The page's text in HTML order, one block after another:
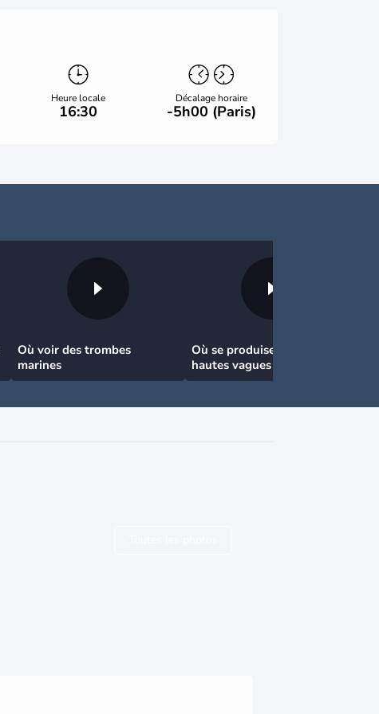
Heure locale
16:30
Décalage horaire
-5h00 (Paris)
Où voir des trombes
marines
Où se produisent les plus
hautes vagues en France